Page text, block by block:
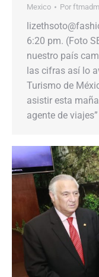
Mexico Por
6:20 pm. (Foto
nuestro país
las cifras así lo
Turismo de
asistir esta
agente de